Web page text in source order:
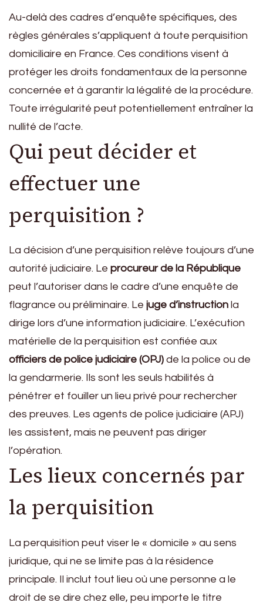
Au-delà des cadres d’enquête spécifiques, des
règles générales s’appliquent à toute perquisition
domiciliaire en France. Ces conditions visent à
protéger les droits fondamentaux de la personne
concernée et à garantir la légalité de la procédure.
Toute irrégularité peut potentiellement entraîner la
nullité de l’acte.
Qui peut décider et
effectuer une
perquisition ?
La décision d’une perquisition relève toujours d’une
autorité judiciaire. Le procureur de la République
peut l’autoriser dans le cadre d’une enquête de
flagrance ou préliminaire. Le juge d’instruction la
dirige lors d’une information judiciaire. L’exécution
matérielle de la perquisition est confiée aux
officiers de police judiciaire (OPJ) de la police ou de
la gendarmerie. Ils sont les seuls habilités à
pénétrer et fouiller un lieu privé pour rechercher
des preuves. Les agents de police judiciaire (APJ)
les assistent, mais ne peuvent pas diriger
l’opération.
Les lieux concernés par
la perquisition
La perquisition peut viser le « domicile » au sens
juridique, qui ne se limite pas à la résidence
principale. Il inclut tout lieu où une personne a le
droit de se dire chez elle, peu importe le titre